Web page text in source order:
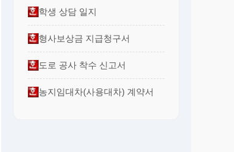
학생 상담 일지
형사보상금 지급청구서
도로 공사 착수 신고서
농지임대차(사용대차) 계약서